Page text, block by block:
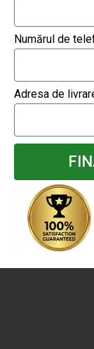
Numărul de
Adresa de